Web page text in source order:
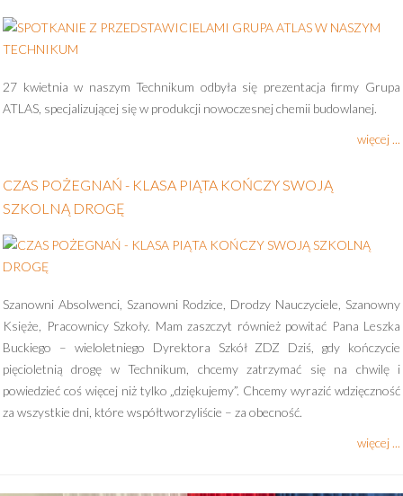
27 kwietnia w naszym Technikum odbyła się prezentacja firmy Grupa
ATLAS, specjalizującej się w produkcji nowoczesnej chemii budowlanej.
więcej ...
CZAS POŻEGNAŃ - KLASA PIĄTA KOŃCZY SWOJĄ
SZKOLNĄ DROGĘ
Szanowni Absolwenci, Szanowni Rodzice, Drodzy Nauczyciele, Szanowny
Księże, Pracownicy Szkoły. Mam zaszczyt również powitać Pana Leszka
Buckiego – wieloletniego Dyrektora Szkół ZDZ Dziś, gdy kończycie
pięcioletnią drogę w Technikum, chcemy zatrzymać się na chwilę i
powiedzieć coś więcej niż tylko „dziękujemy”. Chcemy wyrazić wdzięczność
za wszystkie dni, które współtworzyliście – za obecność.
więcej ...